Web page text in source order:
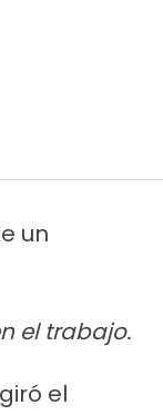
un
el trabajo.
el